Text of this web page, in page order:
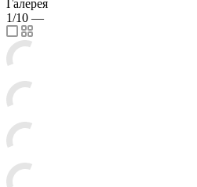
Галерея
1/10 —